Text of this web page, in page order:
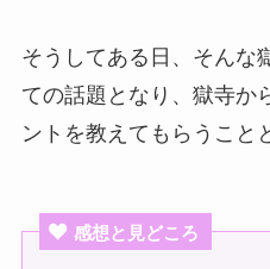
そうしてある日、そんな
ての話題となり、獄寺か
ントを教えてもらうこと
感想と見どころ